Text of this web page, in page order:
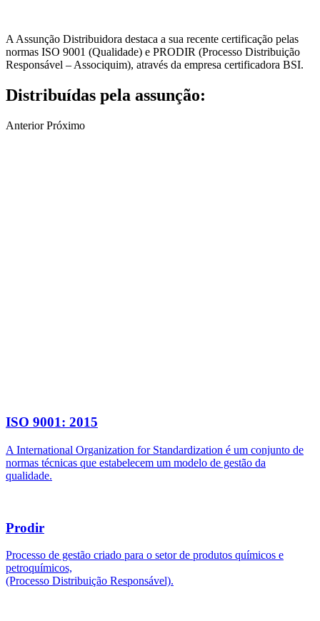
A Assunção Distribuidora destaca a sua recente certificação pelas
normas ISO 9001 (Qualidade) e PRODIR (Processo Distribuição
Responsável – Associquim), através da empresa certificadora BSI.
Distribuídas pela assunção:
Anterior Próximo
ISO 9001: 2015
A International Organization for Standardization é um conjunto de
normas técnicas que estabelecem um modelo de gestão da
qualidade.
Prodir
Processo de gestão criado para o setor de produtos químicos e
petroquímicos,
(Processo Distribuição Responsável).